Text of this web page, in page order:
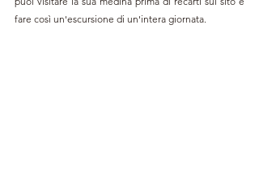
fare così un'escursione di un'intera giornata.